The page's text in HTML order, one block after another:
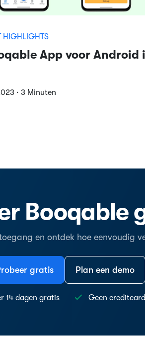
HIGHLIGHTS
App voor Android
· 3 Minuten
Booqable
en ontdek hoe eenvoudig
gratis Plan een demo
14 dagen gratis Geen